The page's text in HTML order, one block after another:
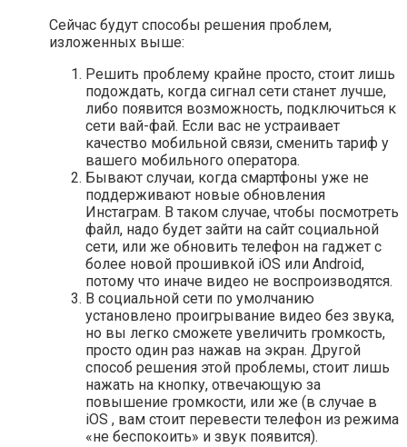
Сейчас будут способы решения проблем,
изложенных выше:
Решить проблему крайне просто, стоит лишь
подождать, когда сигнал сети станет лучше,
либо появится возможность, подключиться к
сети вай-фай. Если вас не устраивает
качество мобильной связи, сменить тариф у
вашего мобильного оператора.
Бывают случаи, когда смартфоны уже не
поддерживают новые обновления
Инстаграм. В таком случае, чтобы посмотреть
файл, надо будет зайти на сайт социальной
сети, или же обновить телефон на гаджет с
более новой прошивкой iOS или Android,
потому что иначе видео не воспроизводятся.
В социальной сети по умолчанию
установлено проигрывание видео без звука,
но вы легко сможете увеличить громкость,
просто один раз нажав на экран. Другой
способ решения этой проблемы, стоит лишь
нажать на кнопку, отвечающую за
повышение громкости, или же (в случае в
iOS , вам стоит перевести телефон из режима
«не беспокоить» и звук появится).